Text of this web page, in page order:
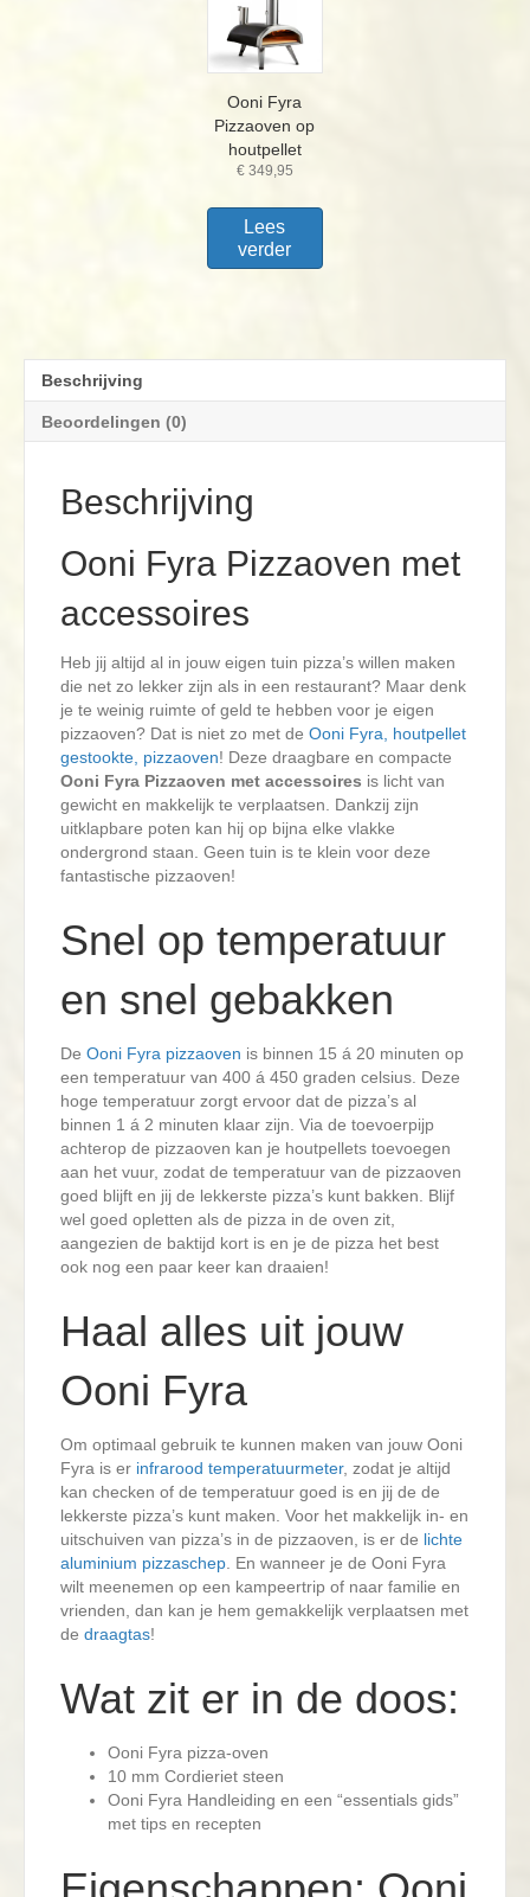
Ooni Fyra
Pizzaoven op
houtpellet
€349,95
Lees
verder
Beschrijving
Beoordelingen (0)
Beschrijving
Ooni Fyra Pizzaoven met
accessoires
Heb jij altijd al in jouw eigen tuin pizza’s willen maken
die net zo lekker zijn als in een restaurant? Maar denk
je te weinig ruimte of geld te hebben voor je eigen
pizzaoven? Dat is niet zo met de Ooni Fyra, houtpellet
gestookte, pizzaoven! Deze draagbare en compacte
Ooni Fyra Pizzaoven met accessoires is licht van
gewicht en makkelijk te verplaatsen. Dankzij zijn
uitklapbare poten kan hij op bijna elke vlakke
ondergrond staan. Geen tuin is te klein voor deze
fantastische pizzaoven!
Snel op temperatuur
en snel gebakken
De Ooni Fyra pizzaoven is binnen 15 á 20 minuten op
een temperatuur van 400 á 450 graden celsius. Deze
hoge temperatuur zorgt ervoor dat de pizza’s al
binnen 1 á 2 minuten klaar zijn. Via de toevoerpijp
achterop de pizzaoven kan je houtpellets toevoegen
aan het vuur, zodat de temperatuur van de pizzaoven
goed blijft en jij de lekkerste pizza’s kunt bakken. Blijf
wel goed opletten als de pizza in de oven zit,
aangezien de baktijd kort is en je de pizza het best
ook nog een paar keer kan draaien!
Haal alles uit jouw
Ooni Fyra
Om optimaal gebruik te kunnen maken van jouw Ooni
Fyra is er infrarood temperatuurmeter, zodat je altijd
kan checken of de temperatuur goed is en jij de de
lekkerste pizza’s kunt maken. Voor het makkelijk in- en
uitschuiven van pizza’s in de pizzaoven, is er de lichte
aluminium pizzaschep. En wanneer je de Ooni Fyra
wilt meenemen op een kampeertrip of naar familie en
vrienden, dan kan je hem gemakkelijk verplaatsen met
de draagtas!
Wat zit er in de doos:
Ooni Fyra pizza-oven
10 mm Cordieriet steen
Ooni Fyra Handleiding en een “essentials gids”
met tips en recepten